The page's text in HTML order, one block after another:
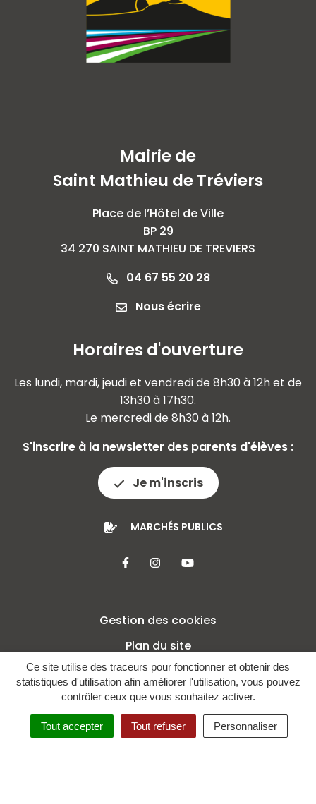
Ce site utilise des traceurs pour fonctionner et obtenir des
statistiques d'utilisation afin améliorer l'utilisation, vous pouvez
contrôler ceux que vous souhaitez activer.
Tout accepter Tout refuser Personnaliser
Mairie de
Saint Mathieu de Tréviers
Place de l’Hôtel de Ville
BP 29
34 270 SAINT MATHIEU DE TREVIERS
04 67 55 20 28
Nous écrire
Horaires d'ouverture
Les lundi, mardi, jeudi et vendredi de 8h30 à 12h et de
13h30 à 17h30.
Le mercredi de 8h30 à 12h.
S'inscrire à la newsletter des parents d'élèves :
Je m'inscris
MARCHÉS PUBLICS
Lien vers le compte Facebook
Lien vers le compte
Lien vers la chaîne
Gestion des cookies
Plan du site
Mentions légales
Crédits
Politique de confidentialité